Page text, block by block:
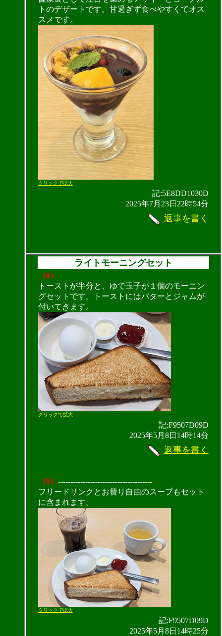
トのデザートです。甘過ぎず食べやすくてオス
スメです。
クリックで拡大
記:5E8DD1030D
2025年7月23日22時54分
返事を書く
ライトモーニングセット
（8）
トーストが半分と、ゆで玉子が１個のモーニン
グセットです。トーストにはバターとジャムが
付いてきます。
クリックで拡大
記:F9507D09D
2025年5月8日14時14分
返事を書く
（9） --------------------------------------
フリードリンクとお替り自由のスープもセット
に含まれます。
クリックで拡大
記:F9507D09D
2025年5月8日14時25分